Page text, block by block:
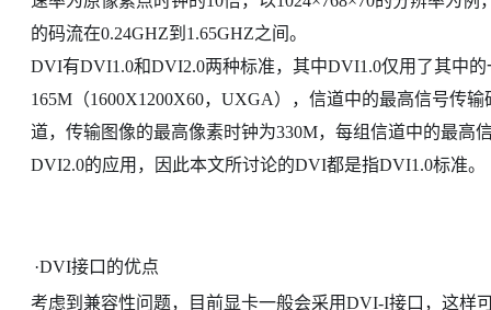
的码流在0.24GHZ到1.65GHZ之间。
DVI有DVI1.0和DVI2.0两种标准，其中DVI1.0仅用了其中
165M（1600X1200X60，UXGA），信道中的最高信号传
道，传输图像的最高像素时钟为330M，每组信道中的最高
DVI2.0的应用，因此本文所讨论的DVI都是指DVI1.0标准。
·DVI接口的优点
考虑到兼容性问题，目前显卡一般会采用DVI-I接口，这